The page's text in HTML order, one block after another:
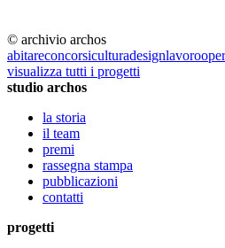
© archivio archos
abitareconcorsiculturadesignlavoro
visualizza tutti i progetti
studio archos
la storia
il team
premi
rassegna stampa
pubblicazioni
contatti
progetti